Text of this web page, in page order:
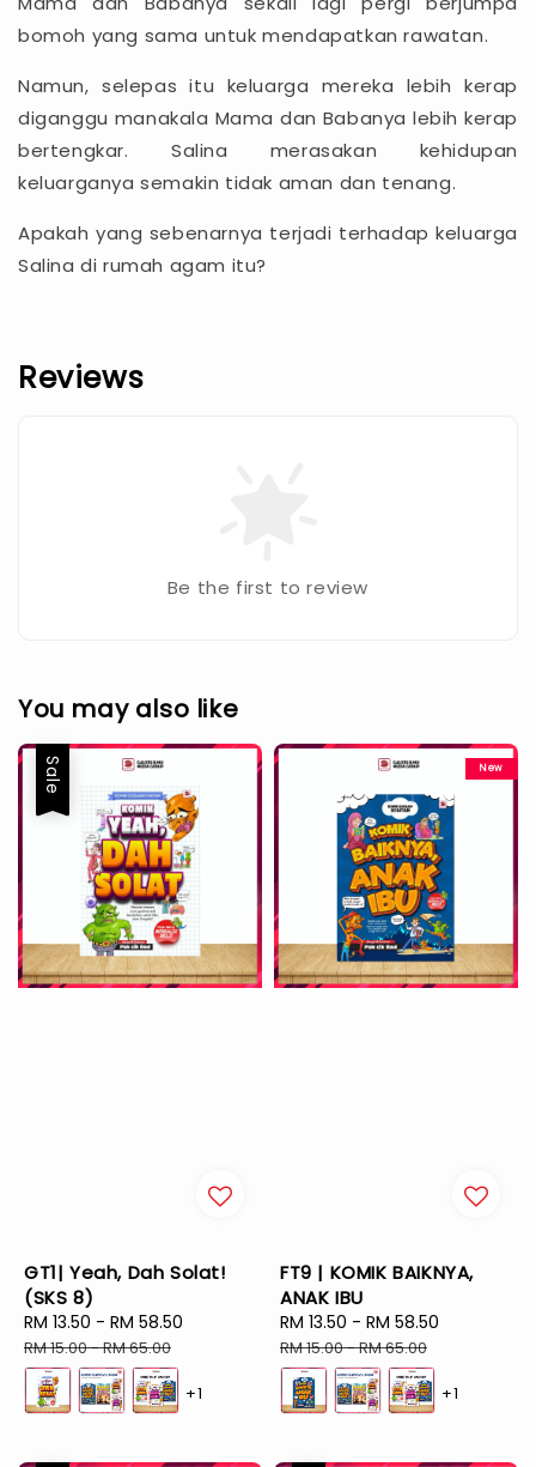
bomoh yang sama untuk mendapatkan rawatan.
Namun, selepas itu keluarga mereka lebih kerap
diganggu manakala Mama dan Babanya lebih kerap
bertengkar. Salina merasakan kehidupan
keluarganya semakin tidak aman dan tenang.
Apakah yang sebenarnya terjadi terhadap keluarga
Salina di rumah agam itu?
Reviews
Be the first to review
You may also like
Sale
GT1| Yeah, Dah Solat!
(SKS 8)
Sale
price
RM 13.50 - RM 58.50
RM 15.00-RM 65.00
+1
New
FT9 | KOMIK BAIKNYA,
ANAK IBU
Sale
price
RM 13.50 - RM 58.50
RM 15.00-RM 65.00
+1